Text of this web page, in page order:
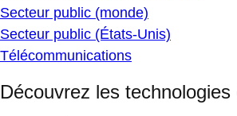
Secteur public (monde)
Secteur public (États-Unis)
Télécommunications
Découvrez les technologies